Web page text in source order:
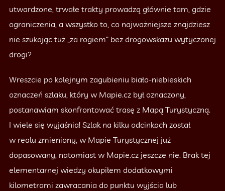
utwardzone, trwałe trakty prowadzą głównie tam, gdzie
ograniczenia, a wszystko to, co najważniejsze znajdziesz
nie szukając tuż „za rogiem” bez drogowskazu wytyczonej
drogi?
Wreszcie po kolejnym zagubieniu biało-niebieskich
oznaczeń szlaku, który w Mapie.cz był oznaczony,
postanawiam skonfrontować trasę z Mapą Turystyczną.
I wiele się wyjaśnia! Szlak na kilku odcinkach został
w realu zmieniony, w Mapie Turystycznej już
dopasowany, natomiast w Mapie.cz jeszcze nie. Brak tej
elementarnej wiedzy okupiłem dodatkowymi
kilometrami zawracania do punktu wyjścia lub